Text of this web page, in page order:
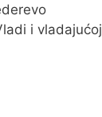
i vladajućoj